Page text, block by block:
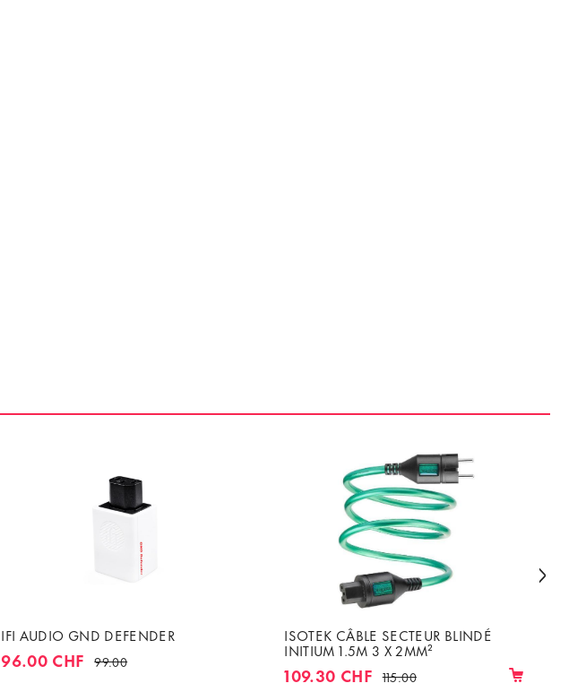
IFI AUDIO GND DEFENDER
96.00 CHF 99.00
ISOTEK CÂBLE SECTEUR BLINDÉ
INITIUM 1.5M 3 X 2MM²
109.30 CHF 115.00